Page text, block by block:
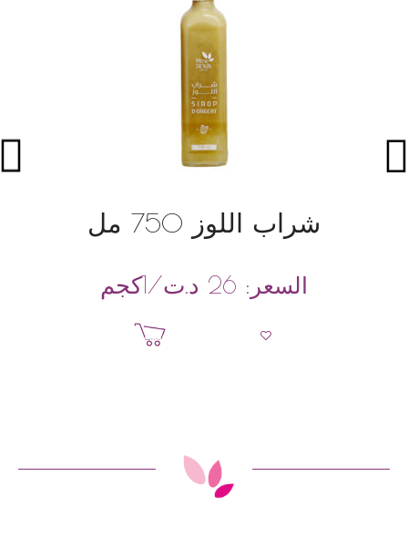
شراب اللوز 750 مل
السعر:26 د.ت/1كجم
إضافة إلى السلة